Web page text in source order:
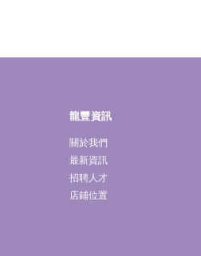
龍豐資訊
關於我們
最新資訊
招聘人才
店鋪位置